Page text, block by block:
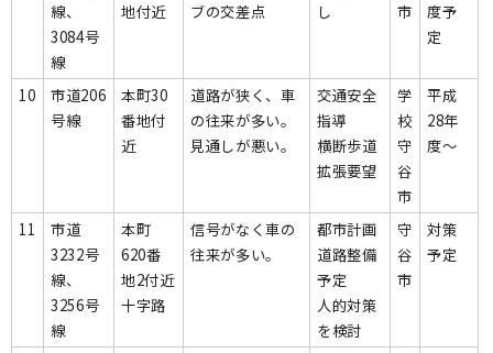
線、
3084号
線
地付近
ブの交差点
し
市
度予
定
10
市道206
号線
本町30
番地付
近
道路が狭く、車
の往来が多い。
見通しが悪い。
交通安全
指導
横断歩道
拡張要望
学
校
守
谷
市
平成
28年
度～
11
市道
3232号
線、
3256号
線
本町
620番
地2付近
十字路
信号がなく車の
往来が多い。
都市計画
道路整備
予定
人的対策
を検討
守
谷
市
対策
予定